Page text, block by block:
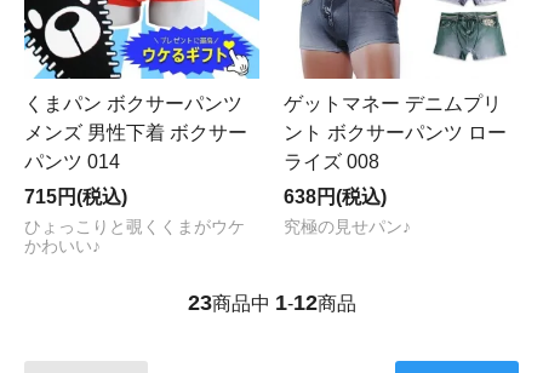
くまパン ボクサーパンツ
メンズ 男性下着 ボクサー
パンツ 014
715円(税込)
ひょっこりと覗くくまがウケ
かわいい♪
ゲットマネー デニムプリ
ント ボクサーパンツ ロー
ライズ 008
638円(税込)
究極の見せパン♪
23商品中 1-12商品